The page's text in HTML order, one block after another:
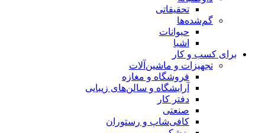
تحقیقاتی
گم‌شده‌ها
حیوانات
اشیا
برای کسب و کار
تجهیزات و ماشین‌آلات
فروشگاه و مغازه
آرایشگاه و سالن‌های زیبایی
دفتر کار
صنعتی
کافی‌شاپ و رستوران